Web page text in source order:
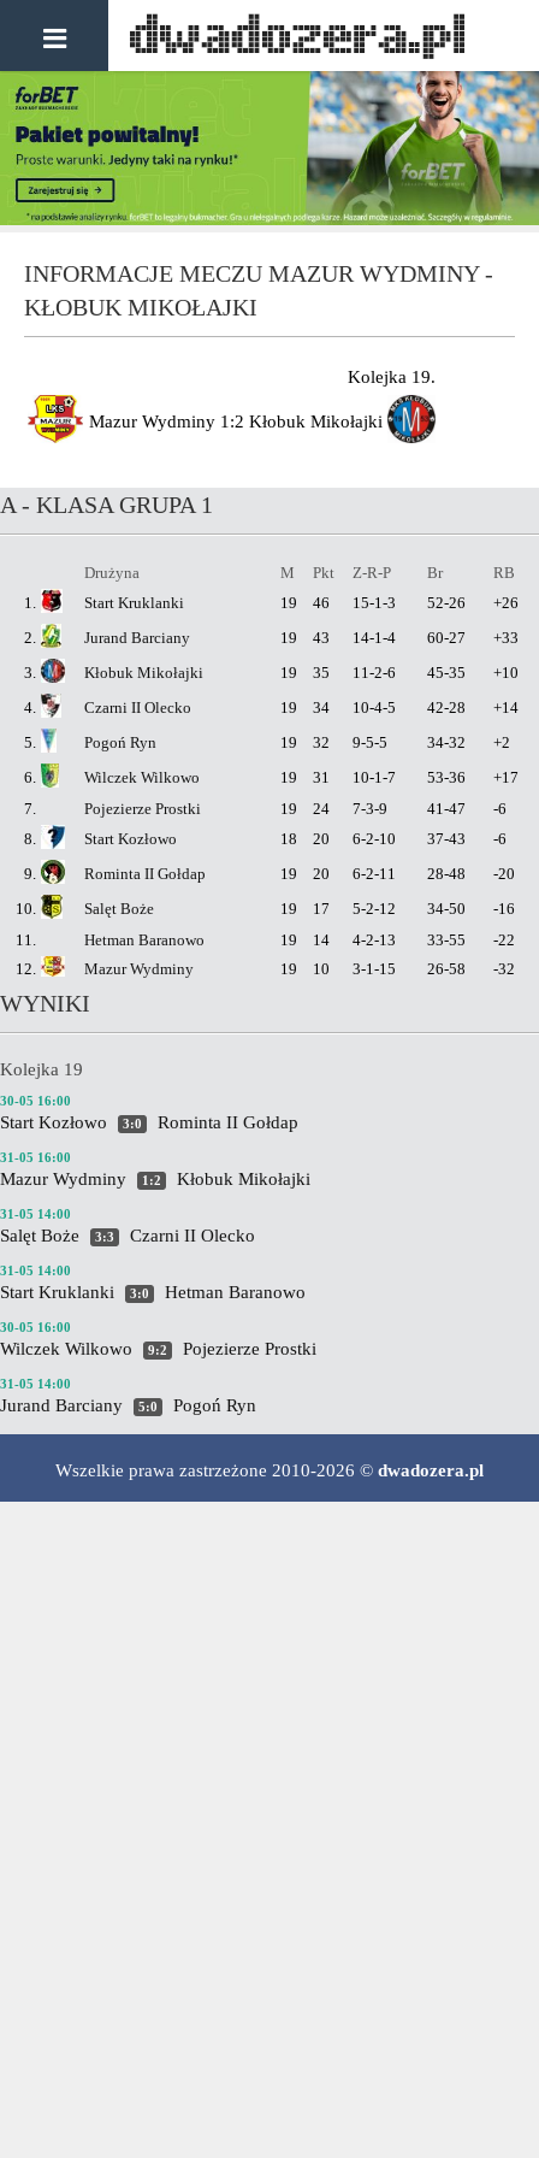
INFORMACJE MECZU MAZUR WYDMINY -
KŁOBUK MIKOŁAJKI
Kolejka 19.
Mazur Wydminy 1:2 Kłobuk Mikołajki
A - KLASA GRUPA 1
Drużyna M Pkt Z-R-P Br
RB
1.
Start Kruklanki 19 46 15-1-3 52-26
+26
2.
Jurand Barciany 19 43 14-1-4 60-27
+33
3.
Kłobuk Mikołajki 19 35 11-2-6 45-35
+10
4.
Czarni II Olecko 19 34 10-4-5 42-28
+14
5.
Pogoń Ryn 19 32 9-5-5 34-32
+2
6.
Wilczek Wilkowo 19 31 10-1-7 53-36
+17
7.
Pojezierze Prostki 19 24 7-3-9 41-47
-6
8.
Start Kozłowo 18 20 6-2-10 37-43
-6
9.
Rominta II Gołdap 19 20 6-2-11 28-48
-20
10.
Salęt Boże 19 17 5-2-12 34-50
-16
11.
Hetman Baranowo 19 14 4-2-13 33-55
-22
12.
Mazur Wydminy 19 10 3-1-15 26-58 -32
WYNIKI
Kolejka 19
30-05 16:00
Start Kozłowo 3:0 Rominta II Gołdap
31-05 16:00
Mazur Wydminy 1:2 Kłobuk Mikołajki
31-05 14:00
Salęt Boże 3:3 Czarni II Olecko
31-05 14:00
Start Kruklanki 3:0 Hetman Baranowo
30-05 16:00
Wilczek Wilkowo 9:2 Pojezierze Prostki
31-05 14:00
Jurand Barciany 5:0 Pogoń Ryn
Wszelkie prawa zastrzeżone 2010-2026 © dwadozera.pl